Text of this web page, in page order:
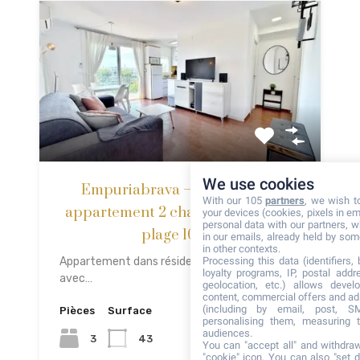
Empuriabrava – Confortable
appartement 2 chambres, rénové,
plage 100m
Appartement dans résidence antipyique
avec…
Pièces
3
Surface
43
We use cookies
With our 105partners, we wish
your devices (cookies, pixels in
personal data with our partners,
in our emails, already held by
in other contexts.
Processing this data (identifiers,
loyalty programs, IP, postal
geolocation, etc.) allows
content, commercial offers and
(including by email, post,
personalising them, measuring
audiences.
You can "accept all" and
"cookie" icon. You can also "set